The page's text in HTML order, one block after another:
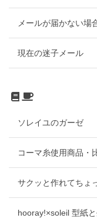
メールが届かない場
現在の迷子メール
ソレイユのガーゼ
コーマ糸使用商品・
サクッと作れてちょ
hooray!×soleil 型紙